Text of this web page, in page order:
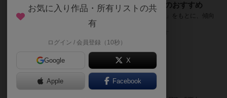
『ウボンゴ 5-6人用拡張セット』が好きな方へのおすすめ
このゲームのトップページで投票された「プレイ感の評価」をもとに、傾向
が近いボードゲームをランキング形式で紹介します。
お気に入り作品・所有リストの共
有
ログイン / 会員登録（10秒）
Google X
Apple Facebook